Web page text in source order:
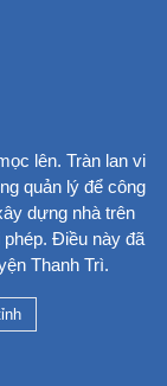
lên. Tràn lan vi
quản lý để công
dựng nhà trên
Điều này đã
Thanh Trì.